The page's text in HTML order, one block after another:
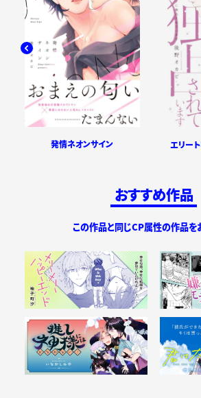
発情ネオンサイン
エリー
おすすめ作品
この作品と同じCP属性の作品を